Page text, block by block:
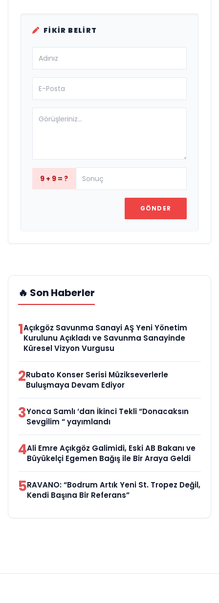
FIKIR BELIRT
9 + 9 = ?
GÖNDER
🔥 Son Haberler
1Açıkgöz Savunma Sanayi AŞ Yeni Yönetim
Kurulunu Açıkladı ve Savunma Sanayinde
Küresel Vizyon Vurgusu
2Rubato Konser Serisi Müzikseverlerle
Buluşmaya Devam Ediyor
3Yonca Samlı ‘dan İkinci Tekli “Donacaksın
Sevgilim “ yayımlandı
4Ali Emre Açıkgöz Galimidi, Eski AB Bakanı ve
Büyükelçi Egemen Bağış ile Bir Araya Geldi
5RAVANO: “Bodrum Artık Yeni St. Tropez Değil,
Kendi Başına Bir Referans”